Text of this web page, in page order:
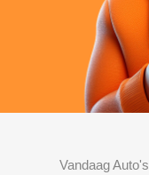
Vandaag Auto's